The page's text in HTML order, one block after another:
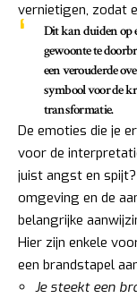
vernietigen, zodat
Dit kan duiden op
gewoonte te
een verouderde
symbool voor de
transformatie.
De emoties die je
voor de
juist angst en
omgeving en de
belangrijke
Hier zijn enkele
een brandstapel
Je steekt een